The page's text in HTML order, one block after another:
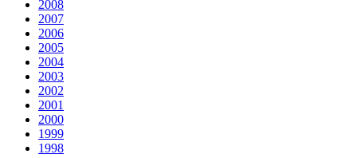
2008
2007
2006
2005
2004
2003
2002
2001
2000
1999
1998